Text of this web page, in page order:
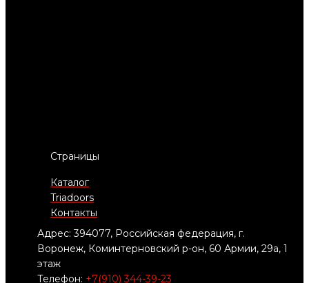
Страницы
Каталог
Triadoors
Контакты
Адрес: 394077, Российская федерация, г.
Воронеж, Коминтерновский р-он, 60 Армии, 29а, 1
этаж
Телефон: +7(910) 344-39-23